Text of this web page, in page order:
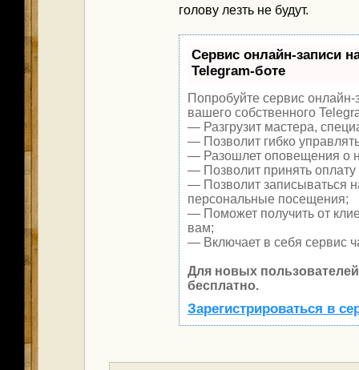
голову лезть не будут.
Сервис онлайн-записи
Telegram-боте
Попробуйте сервис
вашего собственного
— Разгрузит мастера,
— Позволит гибко
— Разошлет оповещения о
— Позволит принять оплату
— Позволит записываться
персональные посещения;
— Поможет получить от
вам;
— Включает в себя сервис
Для новых
бесплатно.
Зарегистрироваться в